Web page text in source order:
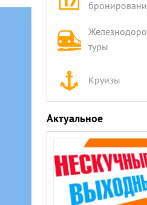
туры
Круизы
Актуальное